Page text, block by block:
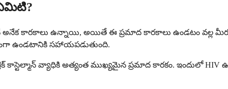
కారకాలు ఉన్నాయి, అయితే ఈ ప్రమాద కారకాలు ఉండటం వల్ల మీరు
ఉండటానికి సహాయపడుతుంది.
కాస్టెల్మాన్ వ్యాధికి అత్యంత ముఖ్యమైన ప్రమాద కారకం. ఇందులో HIV